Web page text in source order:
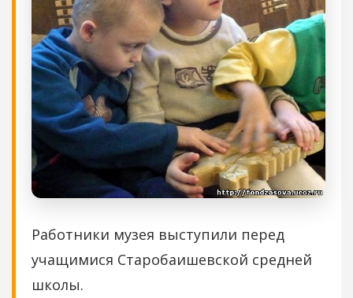
Работники музея выступили перед
учащимися Старобаишевской средней
школы.